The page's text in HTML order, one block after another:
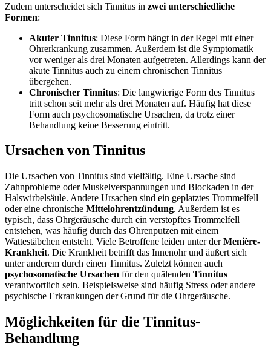
Zudem unterscheidet sich Tinnitus in zwei unterschiedliche
Formen:
Akuter Tinnitus: Diese Form hängt in der Regel mit einer
Ohrerkrankung zusammen. Außerdem ist die Symptomatik
vor weniger als drei Monaten aufgetreten. Allerdings kann der
akute Tinnitus auch zu einem chronischen Tinnitus
übergehen.
Chronischer Tinnitus: Die langwierige Form des Tinnitus
tritt schon seit mehr als drei Monaten auf. Häufig hat diese
Form auch psychosomatische Ursachen, da trotz einer
Behandlung keine Besserung eintritt.
Ursachen von Tinnitus
Die Ursachen von Tinnitus sind vielfältig. Eine Ursache sind
Zahnprobleme oder Muskelverspannungen und Blockaden in der
Halswirbelsäule. Andere Ursachen sind ein geplatztes Trommelfell
oder eine chronische Mittelohrentzündung. Außerdem ist es
typisch, dass Ohrgeräusche durch ein verstopftes Trommelfell
entstehen, was häufig durch das Ohrenputzen mit einem
Wattestäbchen entsteht. Viele Betroffene leiden unter derMenière-
Krankheit. Die Krankheit betrifft das Innenohr und äußert sich
unter anderem durch einen Tinnitus. Zuletzt können auch
psychosomatische Ursachen für den quälenden Tinnitus
verantwortlich sein. Beispielsweise sind häufig Stress oder andere
psychische Erkrankungen der Grund für die Ohrgeräusche.
Möglichkeiten für die Tinnitus-
Behandlung